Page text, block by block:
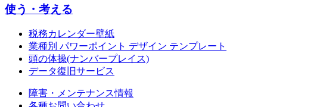
使う・考える
税務カレンダー壁紙
業種別 パワーポイント デザイン テンプレート
頭の体操(ナンバープレイス)
データ復旧サービス
障害・メンテナンス情報